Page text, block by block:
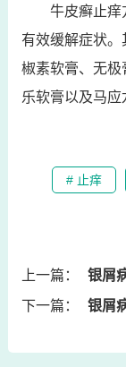
牛皮癣止痒
有效缓解症状
椒素软膏、无
乐软膏以及马应
# 止痒
上一篇：
银屑
下一篇：
银屑